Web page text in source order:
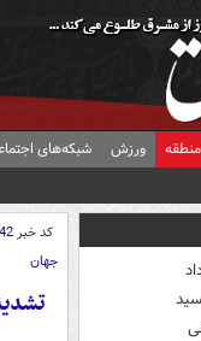
ورزش شبکه‌های
کد خبر
جهان